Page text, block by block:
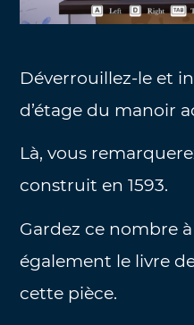
Déverrouillez-le et
d’étage du manoir
Là, vous
construit en 1593.
Gardez ce nombre
également le livre
cette pièce.